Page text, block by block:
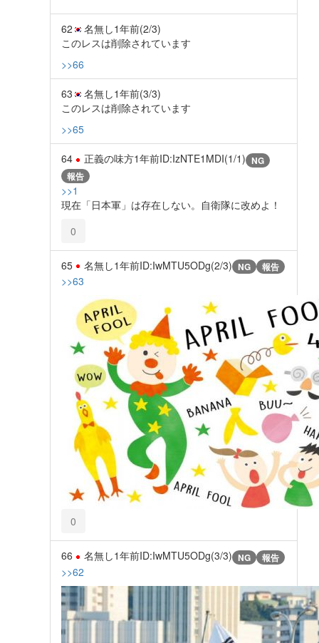
62 名無し1年前(2/3)
このレスは削除されています
>>66
63 名無し1年前(3/3)
このレスは削除されています
>>65
64 正義の味方1年前ID:IzNTE1MDI(1/1) NG
報告
>>1
現在「日本軍」は存在しない。自衛隊に改めよ！
0
65 名無し1年前ID:IwMTU5ODg(2/3) NG 報告
>>63
0
66 名無し1年前ID:IwMTU5ODg(3/3) NG 報告
>>62